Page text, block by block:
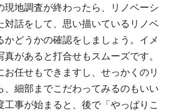
現地調査が終わったら、リノベーシ
対話をして、思い描いているリノベ
かどうかの確認をしましょう。イメ
があると打合せもスムーズです。
お任せもできますし、せっかくのリ
、細部までこだわってみるのもいい
工事が始まると、後で「やっぱりこ